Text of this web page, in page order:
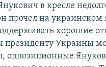
в кресле
прочел на
хорошие
Украины
оппозиционные